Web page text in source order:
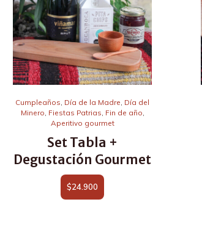
Cumpleaños Día de la Madre Día del
Minero Fiestas Patrias Fin de año
Aperitivo gourmet
Set Tabla +
Degustación Gourmet
$24.900